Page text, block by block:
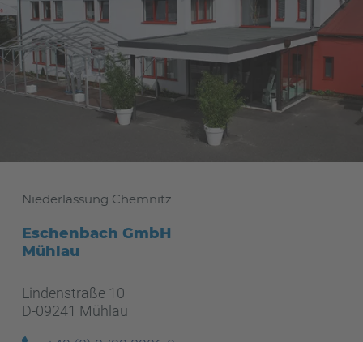
Niederlassung Chemnitz
Eschenbach GmbH
Mühlau
Lindenstraße 10
D-09241 Mühlau